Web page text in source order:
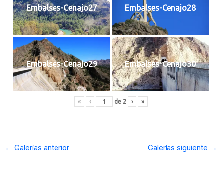
Embalses-Cenajo27 Embalses-Cenajo28
Embalses-Cenajo29 Embalses-Cenajo30
« ‹ de 2 › »
← Galerías anterior Galerías siguiente →